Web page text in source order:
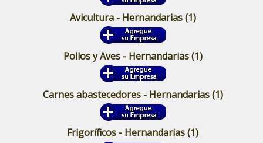
Avicultura - Hernandarias(1)
Pollos y Aves - Hernandarias(1)
Carnes abastecedores - Hernandarias(1)
Frigoríficos - Hernandarias(1)